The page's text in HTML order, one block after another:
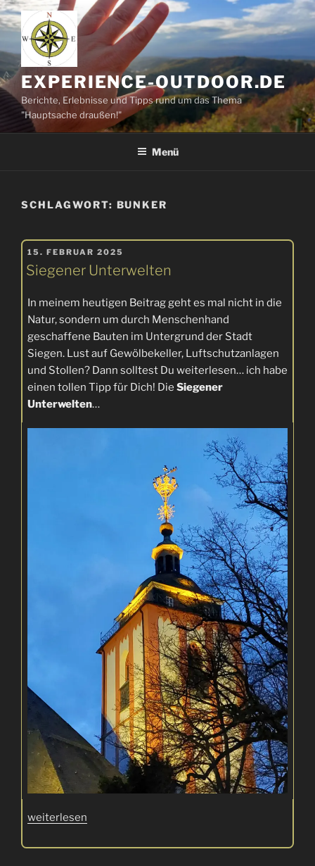
Zum
Inhalt
springen
EXPERIENCE-OUTDOOR.DE
Berichte, Erlebnisse und Tipps rund um das Thema
"Hauptsache draußen!"
Menü
SCHLAGWORT: BUNKER
VERÖFFENTLICHT
AM
15. FEBRUAR 2025
Siegener Unterwelten
In meinem heutigen Beitrag geht es mal nicht in die
Natur, sondern um durch Menschenhand
geschaffene Bauten im Untergrund der Stadt
Siegen. Lust auf Gewölbekeller, Luftschutzanlagen
und Stollen? Dann solltest Du weiterlesen… ich habe
einen tollen Tipp für Dich! Die Siegener
Unterwelten…
„Siegener
weiterlesen